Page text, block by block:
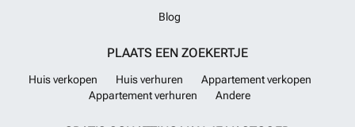
Blog
PLAATS EEN ZOEKERTJE
Huis verkopen Huis verhuren
Appartement verkopen
Appartement verhuren
Andere